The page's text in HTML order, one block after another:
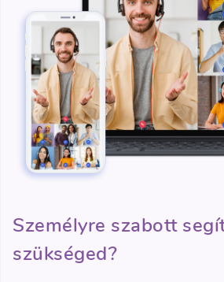
Személyre szabott
szükséged?